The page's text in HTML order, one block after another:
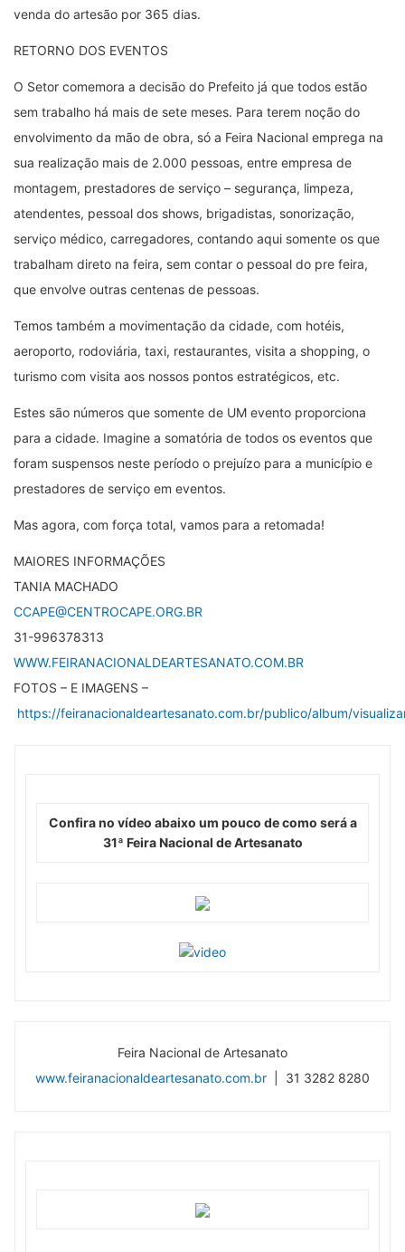
venda do artesão por 365 dias.
RETORNO DOS EVENTOS
O Setor comemora a decisão do Prefeito já que todos estão
sem trabalho há mais de sete meses. Para terem noção do
envolvimento da mão de obra, só a Feira Nacional emprega na
sua realização mais de 2.000 pessoas, entre empresa de
montagem, prestadores de serviço – segurança, limpeza,
atendentes, pessoal dos shows, brigadistas, sonorização,
serviço médico, carregadores, contando aqui somente os que
trabalham direto na feira, sem contar o pessoal do pre feira,
que envolve outras centenas de pessoas.
Temos também a movimentação da cidade, com hotéis,
aeroporto, rodoviária, taxi, restaurantes, visita a shopping, o
turismo com visita aos nossos pontos estratégicos, etc.
Estes são números que somente de UM evento proporciona
para a cidade. Imagine a somatória de todos os eventos que
foram suspensos neste período o prejuízo para a município e
prestadores de serviço em eventos.
Mas agora, com força total, vamos para a retomada!
MAIORES INFORMAÇÕES
TANIA MACHADO
CCAPE@CENTROCAPE.ORG.BR
31-996378313
WWW.FEIRANACIONALDEARTESANATO.COM.BR
FOTOS – E IMAGENS –
https://feiranacionaldeartesanato.com.br/publico/album/
Confira no vídeo abaixo um pouco de como será a
31ª Feira Nacional de Artesanato
Feira Nacional de Artesanato
www.feiranacionaldeartesanato.com.br | 31 3282 8280